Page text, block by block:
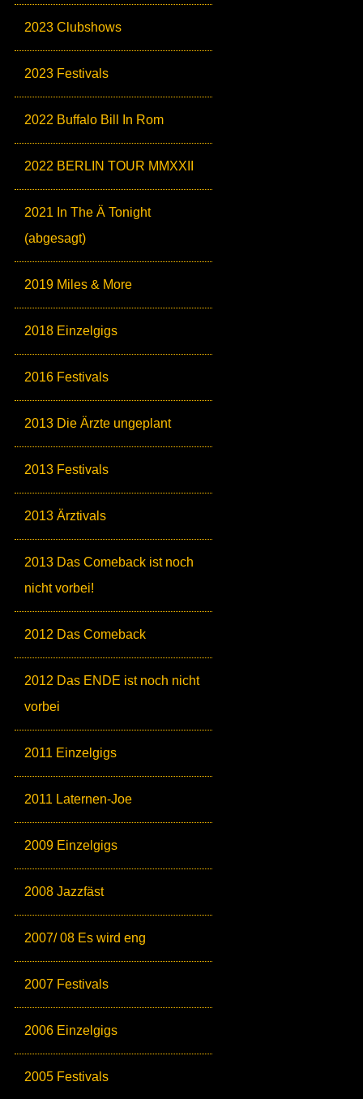
2023 Clubshows
2023 Festivals
2022 Buffalo Bill In Rom
2022 BERLIN TOUR MMXXII
2021 In The Ä Tonight
(abgesagt)
2019 Miles & More
2018 Einzelgigs
2016 Festivals
2013 Die Ärzte ungeplant
2013 Festivals
2013 Ärztivals
2013 Das Comeback ist noch
nicht vorbei!
2012 Das Comeback
2012 Das ENDE ist noch nicht
vorbei
2011 Einzelgigs
2011 Laternen-Joe
2009 Einzelgigs
2008 Jazzfäst
2007/ 08 Es wird eng
2007 Festivals
2006 Einzelgigs
2005 Festivals